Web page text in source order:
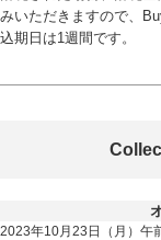
みいただきますので、
込期日は1週間です。
2023年10月23日（月）午